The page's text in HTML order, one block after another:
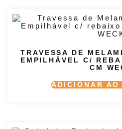
TRAVESSA DE
EMPILHÁVEL C/
CM
ADICIONAR AO